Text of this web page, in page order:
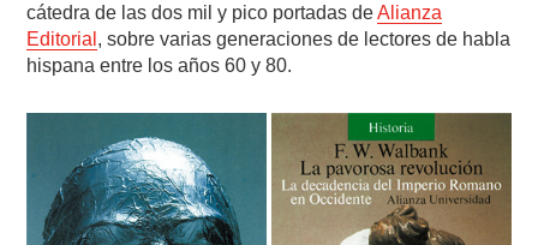
cátedra de las dos mil y pico portadas deAlianza
Editorial , sobre varias generaciones de lectores de habla
hispana entre los años 60 y 80.